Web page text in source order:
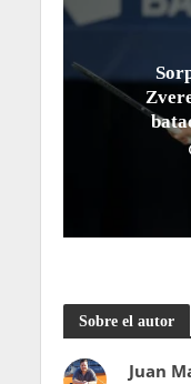
Sobre el autor
Juan